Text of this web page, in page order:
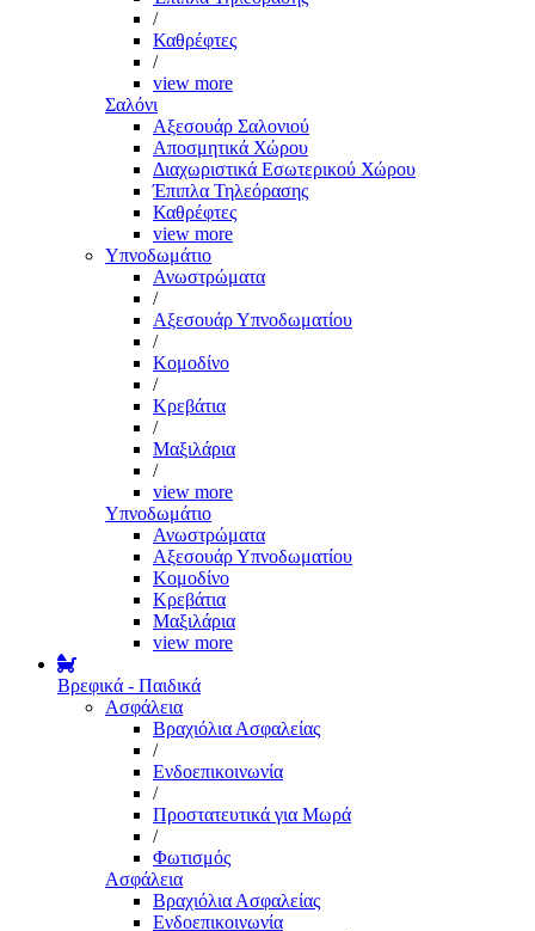
/
Καθρέφτες
/
view more
Σαλόνι
Αξεσουάρ Σαλονιού
Αποσμητικά Χώρου
Διαχωριστικά Εσωτερικού Χώρου
Έπιπλα Τηλεόρασης
Καθρέφτες
view more
Υπνοδωμάτιο
Ανωστρώματα
/
Αξεσουάρ Υπνοδωματίου
/
Κομοδίνο
/
Κρεβάτια
/
Μαξιλάρια
/
view more
Υπνοδωμάτιο
Ανωστρώματα
Αξεσουάρ Υπνοδωματίου
Κομοδίνο
Κρεβάτια
Μαξιλάρια
view more
Βρεφικά - Παιδικά
Ασφάλεια
Βραχιόλια Ασφαλείας
/
Ενδοεπικοινωνία
/
Προστατευτικά για Μωρά
/
Φωτισμός
Ασφάλεια
Βραχιόλια Ασφαλείας
Ενδοεπικοινωνία